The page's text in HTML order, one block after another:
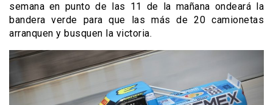
semana en punto de las 11 de la mañana ondeará la
bandera verde para que las más de 20 camionetas
arranquen y busquen la victoria.